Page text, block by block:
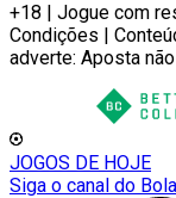
+18 | Jogue com
Condições |
adverte: Aposta
JOGOS DE HOJE
Siga o canal do